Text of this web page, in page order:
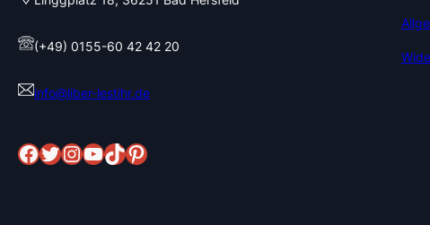
(+49) 0155-60 42 42 20
info@liber-lestihr.de
Facebook
Twitter
Instagram
YouTube
TikTok
Pinterest